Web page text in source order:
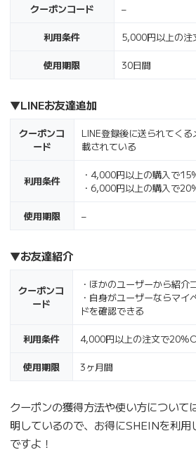
クーポンコード –
利用条件 5,000円以上の
使用期限 30日間
▼LINEお友達追加
クーポンコ
ード
LINE登録後に送られてく
載されている
利用条件
・4,000円以上の購入で
・6,000円以上の購入で
使用期限 –
▼お友達紹介
クーポンコ
ード
・ほかのユーザーから紹介
・自身がユーザーならマイ
ドを確認できる
利用条件 4,000円以上の注文で
使用期限 3ヶ月間
クーポンの獲得方法や使い方について
明しているので、お得にSHEINを利用
ですよ！